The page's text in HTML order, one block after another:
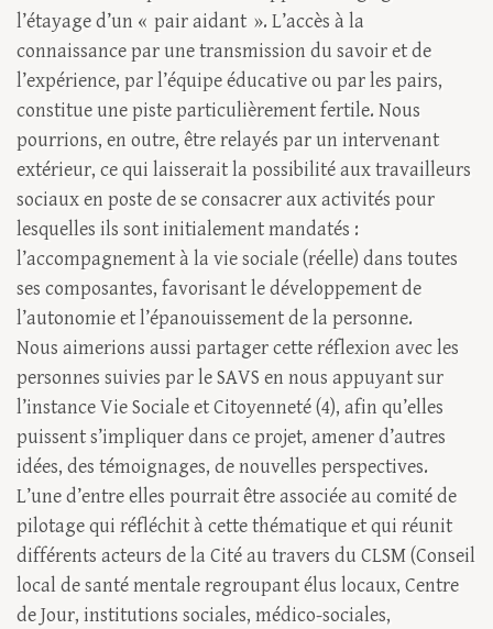
l’étayage d’un « pair aidant ». L’accès à la
connaissance par une transmission du savoir et de
l’expérience, par l’équipe éducative ou par les pairs,
constitue une piste particulièrement fertile. Nous
pourrions, en outre, être relayés par un intervenant
extérieur, ce qui laisserait la possibilité aux travailleurs
sociaux en poste de se consacrer aux activités pour
lesquelles ils sont initialement mandatés :
l’accompagnement à la vie sociale (réelle) dans toutes
ses composantes, favorisant le développement de
l’autonomie et l’épanouissement de la personne.
Nous aimerions aussi partager cette réflexion avec les
personnes suivies par le SAVS en nous appuyant sur
l’instance Vie Sociale et Citoyenneté (4), afin qu’elles
puissent s’impliquer dans ce projet, amener d’autres
idées, des témoignages, de nouvelles perspectives.
L’une d’entre elles pourrait être associée au comité de
pilotage qui réfléchit à cette thématique et qui réunit
différents acteurs de la Cité au travers du CLSM (Conseil
local de santé mentale regroupant élus locaux, Centre
de Jour, institutions sociales, médico-sociales,